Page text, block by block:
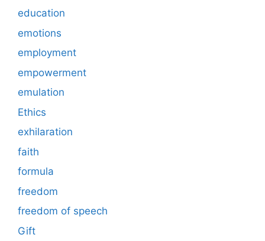
education
emotions
employment
empowerment
emulation
Ethics
exhilaration
faith
formula
freedom
freedom of speech
Gift